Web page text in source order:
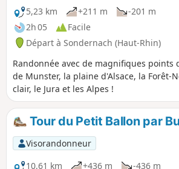
5,23 km
+211 m
-201 m
2h 05
Facile
Départ à Sondernach (Haut-Rhin)
Randonnée avec de magnifiques points
de Munster, la plaine d'Alsace, la Forêt-
clair, le Jura et les Alpes !
Tour du Petit Ballon par
Visorandonneur
10,61 km
+436 m -436 m